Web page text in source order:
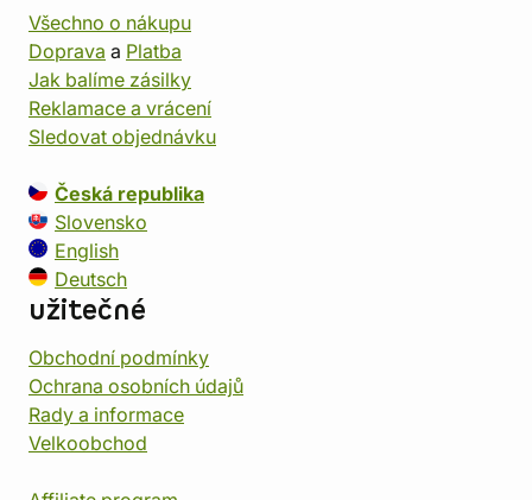
Všechno o nákupu
Doprava a Platba
Jak balíme zásilky
Reklamace a vrácení
Sledovat objednávku
Česká republika
Slovensko
English
Deutsch
užitečné
Obchodní podmínky
Ochrana osobních údajů
Rady a informace
Velkoobchod